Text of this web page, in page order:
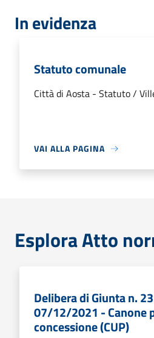
In evidenza
Statuto comunale
Città di Aosta - Statuto /
VAI ALLA PAGINA
Esplora Atto
Delibera di Giunta n.
07/12/2021 - Canone
concessione (CUP)